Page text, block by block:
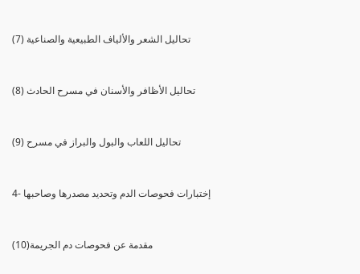
(7) تحاليل الشعر والألياف الطبيعية والصناعية
(8) تحاليل الأظافر والأسنان في مسرح الحادث
(9) تحاليل اللعاب والبول والبراز في مسرح
4- إختبارات فحوصات الدم وتحديد مصدرها وصاحبها
(10)مقدمة عن فحوصات دم الجريمة